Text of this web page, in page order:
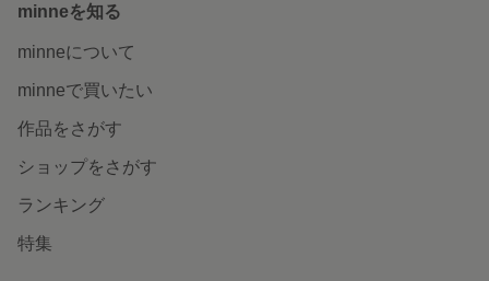
minneを知る
minneについて
minneで買いたい
作品をさがす
ショップをさがす
ランキング
特集